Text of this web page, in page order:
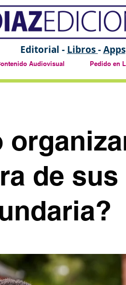
Audiovisual Pedido en
Editorial - Libros-Apps
de